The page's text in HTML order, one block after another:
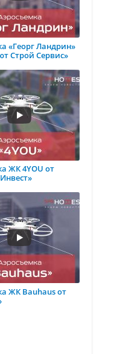
«Георг Ландрин»
Строй Сервис»
ЖК 4YOU от
ЖК Bauhaus от